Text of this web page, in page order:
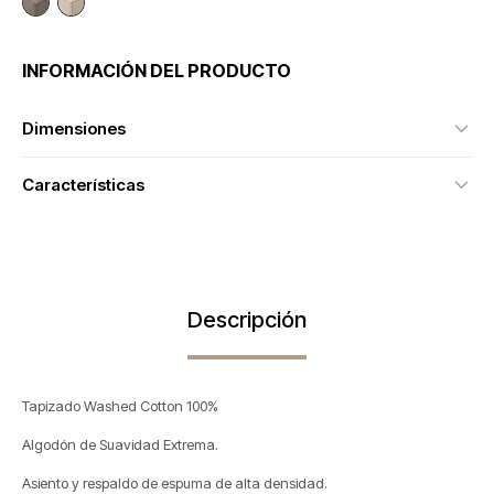
INFORMACIÓN DEL PRODUCTO
Dimensiones
Características
Descripción
Tapizado Washed Cotton 100%
Algodón de Suavidad Extrema.
Asiento y respaldo de espuma de alta densidad.